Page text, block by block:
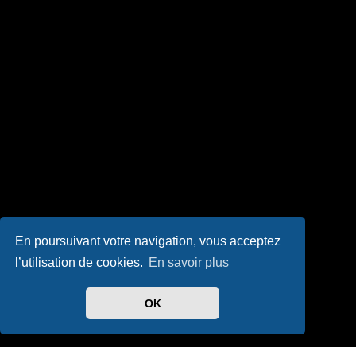
En poursuivant votre navigation, vous acceptez
l’utilisation de cookies. En savoir plus
OK